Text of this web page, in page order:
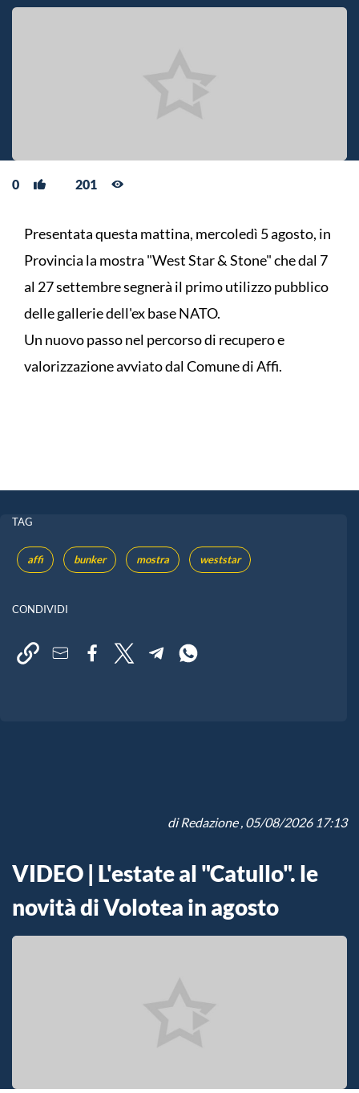
0 201
Presentata questa mattina, mercoledì 5 agosto, in
Provincia la mostra "West Star & Stone" che dal 7
al 27 settembre segnerà il primo utilizzo pubblico
delle gallerie dell'ex base NATO.
Un nuovo passo nel percorso di recupero e
valorizzazione avviato dal Comune di Affi.
TAG
affi bunker mostra weststar
CONDIVIDI
diRedazione, 05/08/2026 17:13
VIDEO | L'estate al "Catullo". le
novità di Volotea in agosto